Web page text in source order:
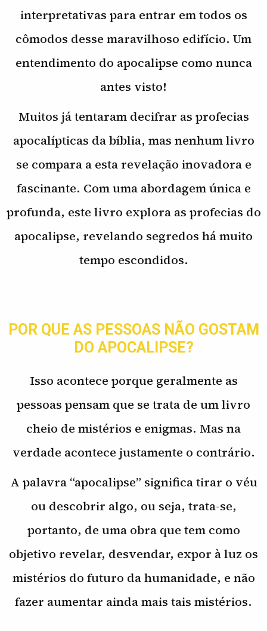
interpretativas para entrar em todos os
cômodos desse maravilhoso edifício. Um
entendimento do apocalipse como nunca
antes visto!
Muitos já tentaram decifrar as profecias
apocalípticas da bíblia, mas nenhum livro
se compara a esta revelação inovadora e
fascinante. Com uma abordagem única e
profunda, este livro explora as profecias do
apocalipse, revelando segredos há muito
tempo escondidos.
POR QUE AS PESSOAS NÃO GOSTAM
DO APOCALIPSE?
Isso acontece porque geralmente as
pessoas pensam que se trata de um livro
cheio de mistérios e enigmas. Mas na
verdade acontece justamente o contrário.
A palavra “apocalipse” significa tirar o véu
ou descobrir algo, ou seja, trata-se,
portanto, de uma obra que tem como
objetivo revelar, desvendar, expor à luz os
mistérios do futuro da humanidade, e não
fazer aumentar ainda mais tais mistérios.